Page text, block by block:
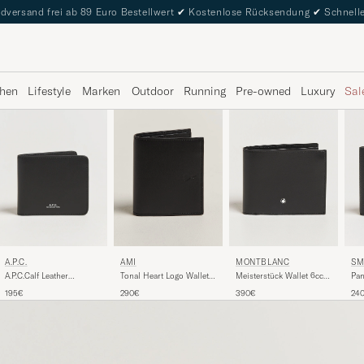
frei ab 89 Euro Bestellwert ✔ Kostenlose Rücksendung ✔
Lifestyle Marken Outdoor Running Pre-owned Luxury
A.P.C.
A.P.C.Calf Leather
195€
AMI
Tonal Heart Logo Wallet
290€
MONTBLANC
Meisterstück Wallet 6cc
390€